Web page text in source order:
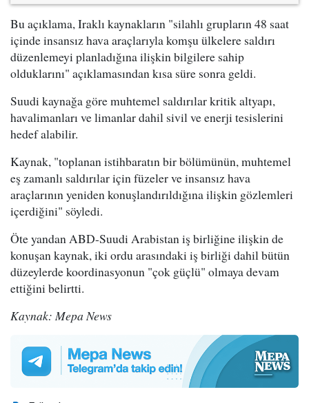
Bu açıklama, Iraklı kaynakların "silahlı grupların 48 saat
içinde insansız hava araçlarıyla komşu ülkelere saldırı
düzenlemeyi planladığına ilişkin bilgilere sahip
olduklarını" açıklamasından kısa süre sonra geldi.
Suudi kaynağa göre muhtemel saldırılar kritik altyapı,
havalimanları ve limanlar dahil sivil ve enerji tesislerini
hedef alabilir.
Kaynak, "toplanan istihbaratın bir bölümünün, muhtemel
eş zamanlı saldırılar için füzeler ve insansız hava
araçlarının yeniden konuşlandırıldığına ilişkin gözlemleri
içerdiğini" söyledi.
Öte yandan ABD-Suudi Arabistan iş birliğine ilişkin de
konuşan kaynak, iki ordu arasındaki iş birliği dahil bütün
düzeylerde koordinasyonun "çok güçlü" olmaya devam
ettiğini belirtti.
Kaynak: Mepa News